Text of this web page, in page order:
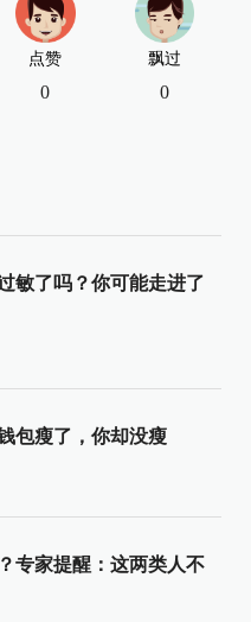
点赞
0
飘过
0
敏了吗？你可能走进了
包瘦了，你却没瘦
专家提醒：这两类人不